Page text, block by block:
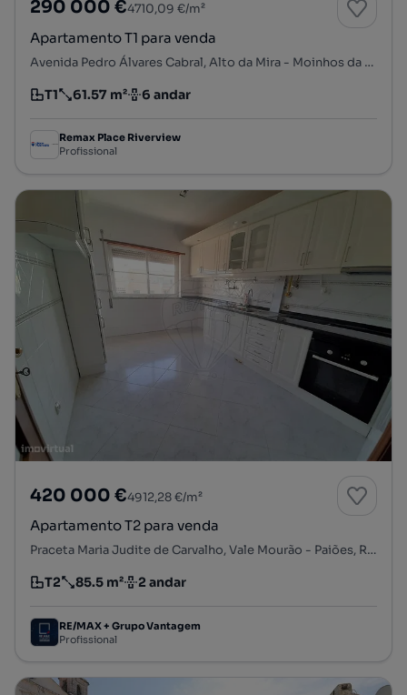
290 000 €4710,09 €/m²
Apartamento T1 para venda
Avenida Pedro Álvares Cabral, Alto da Mira - Moinhos da Funcheira - Carenque, Mina de Água, Amadora, Lisboa
Tipologia
T1
Preço por metro quadrado
61.57 m²
Andar 6 andar
Remax Place Riverview
Profissional
420 000 €4912,28 €/m²
Apartamento T2 para venda
Praceta Maria Judite de Carvalho, Vale Mourão - Paiões, Rio de Mouro, Sintra, Lisboa
Tipologia
T2
Preço por metro quadrado
85.5 m²
Andar 2 andar
RE/MAX + Grupo Vantagem
Profissional